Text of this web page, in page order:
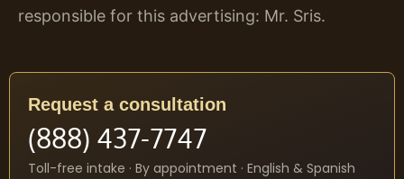
responsible for this advertising: Mr. Sris.
Request a consultation
(888) 437-7747
Toll-free intake · By appointment · English & Spanish